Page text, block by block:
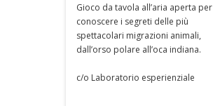
Gioco da tavola all’aria aperta per
conoscere i segreti delle più
spettacolari migrazioni animali,
dall’orso polare all’oca indiana.
c/o Laboratorio esperienziale